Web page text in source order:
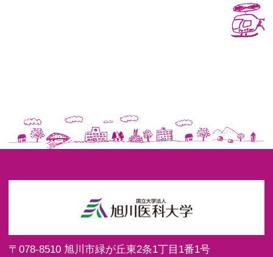
〒078-8510 旭川市緑が丘東2条1丁目1番1号